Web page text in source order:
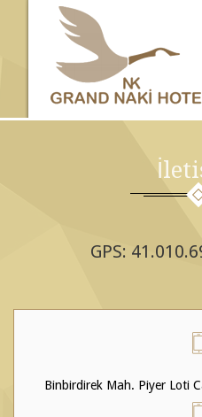
GPS:
Binbirdirek Mah. Piyer Loti